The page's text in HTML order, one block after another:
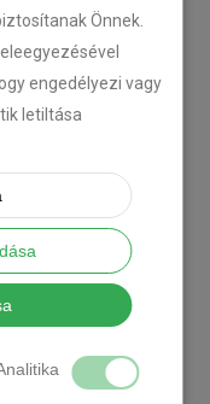
Önnek.
engedélyezi vagy
letiltása
tempomat